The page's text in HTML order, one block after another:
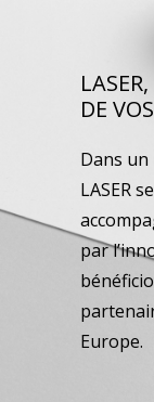
DE
Dans
LASER
par
Europe.